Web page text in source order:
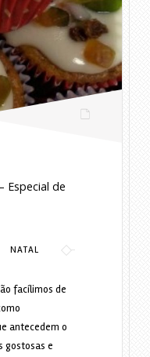
Especial de
NATAL
facílimos de
antecedem o
gostosas e